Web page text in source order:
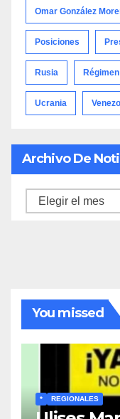
Omar González
Posiciones
Rusia Régimen
Ucrania
Archivo De
Archivo
You missed
* REGIONALES